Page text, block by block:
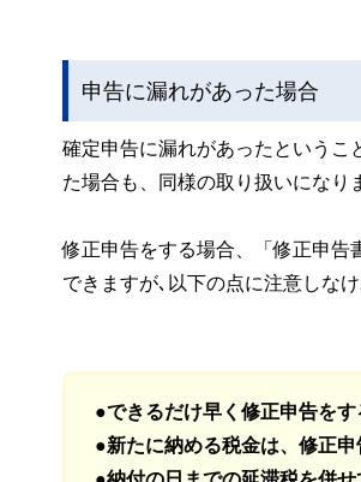
申告に漏れがあった場合
確定申告に漏れがあったというこ
た場合も、同様の取り扱いになり
修正申告をする場合、「修正申告
できますが､以下の点に注意しなけ
●できるだけ早く修正申告をす
●新たに納める税金は、修正